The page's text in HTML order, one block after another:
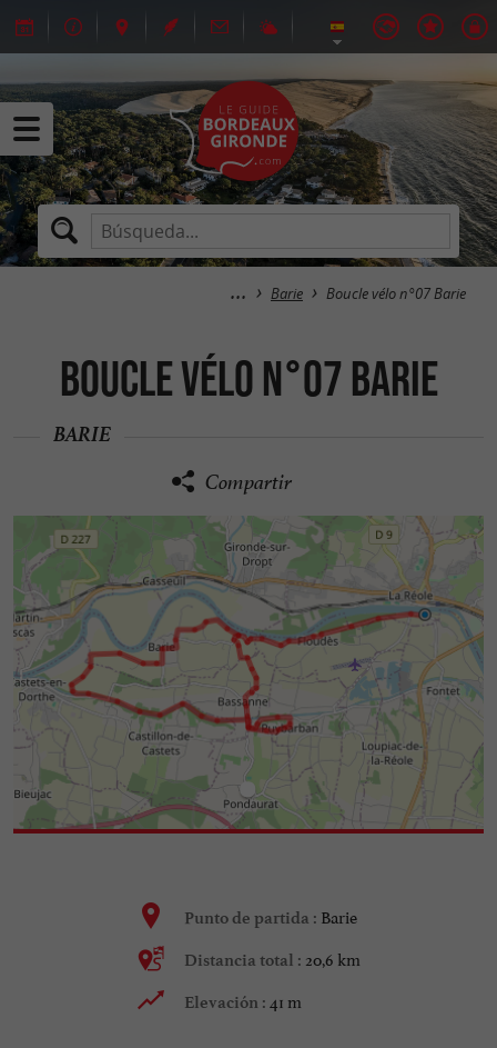
Barie Boucle vélo n°07 Barie
Boucle vélo n°07 Barie
BARIE
Compartir
Punto de partida : Barie
Distancia total : 20,6 km
Elevación : 41 m